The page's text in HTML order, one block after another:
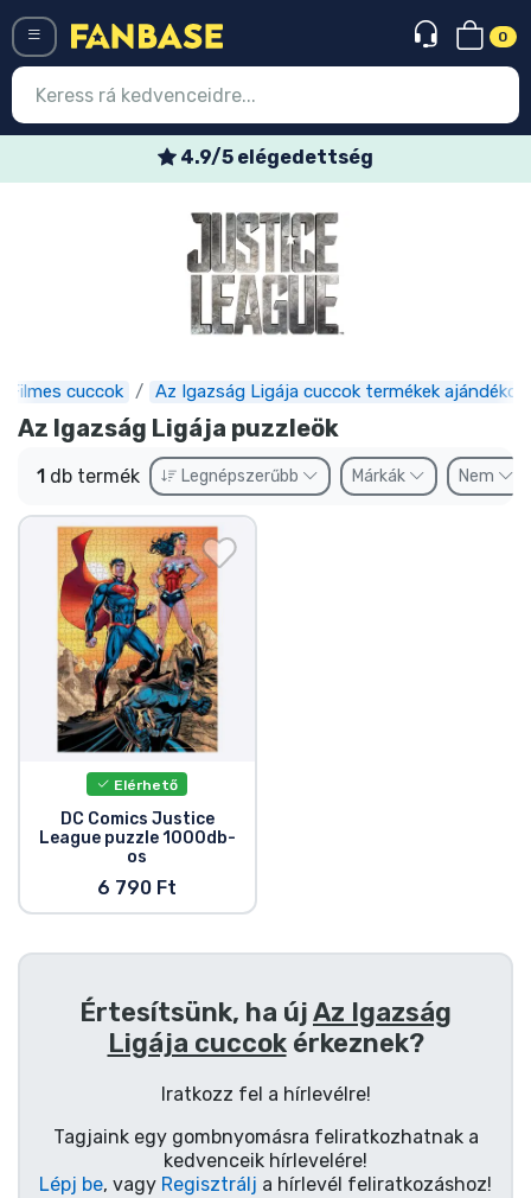
0
4.9/5 elégedettség
Filmes cuccok Az Igazság Ligája cuccok termékek ajándékok
Az Igazság Ligája puzzleök
1 db termék Legnépszerűbb Márkák Nem
Elérhető
DC Comics Justice
League puzzle 1000db-
os
6 790 Ft
Értesítsünk, ha újAz Igazság
Ligája cuccokérkeznek?
Iratkozz fel a hírlevélre!
Tagjaink egy gombnyomásra feliratkozhatnak a
kedvenceik hírlevelére!
Lépj be, vagy Regisztrálj a hírlevél feliratkozáshoz!
Legújabb cuccok
Akciós ajánlatok
Express szállítás
Előrendelhető cuccok
Outlet cuccok
Ajándékkártya
Szállítás és fizetés
Sorozatos cuccok
Filmes cuccok
Mesés cuccok
Animés cuccok
Sportos cuccok
Zenés cuccok
Terméktípusok